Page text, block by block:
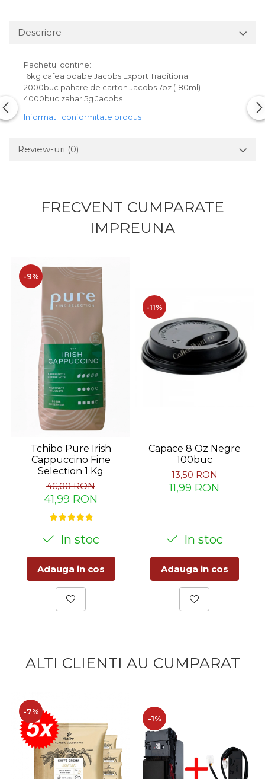
Descriere
Pachetul contine:
16kg cafea boabe Jacobs Export Traditional
2000buc pahare de carton Jacobs 7oz (180ml)
4000buc zahar 5g Jacobs
Informatii conformitate produs
Review-uri (0)
FRECVENT CUMPARATE
IMPREUNA
-9%
Tchibo Pure Irish
Cappuccino Fine
Selection 1 Kg
46,00 RON
41,99 RON
In stoc
Adauga in cos
-11%
Capace 8 Oz Negre
100buc
13,50 RON
11,99 RON
In stoc
Adauga in cos
ALTI CLIENTI AU CUMPARAT
-7%
-1%